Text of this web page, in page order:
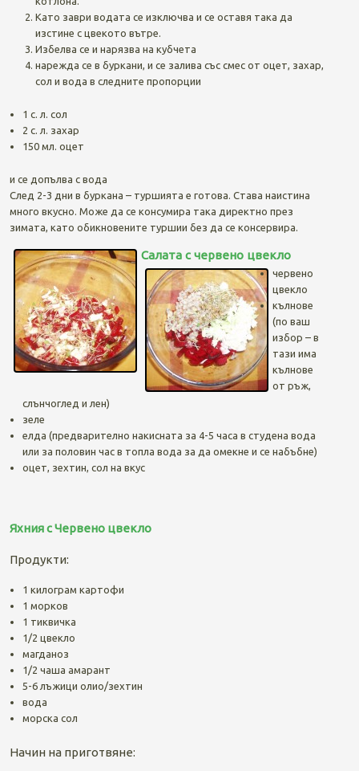
Като заври водата се изключва и се оставя така да
изстине с цвекото вътре.
Избелва се и нарязва на кубчета
нарежда се в буркани, и се залива със смес от оцет, захар,
сол и вода в следните пропорции
1 с. л. сол
2 с. л. захар
150 мл. оцет
и се допълва с вода
След 2-3 дни в буркана – туршията е готова. Става наистина
много вкусно. Може да се консумира така директно през
зимата, като обикновените туршии без да се консервира.
Салата с червено цвекло
червено
цвекло
кълнове
(по ваш
избор – в
тази има
кълнове
от ръж,
слънчоглед и лен)
зеле
елда (предварително накисната за 4-5 часа в студена вода
или за половин час в топла вода за да омекне и се набъбне)
оцет, зехтин, сол на вкус
Яхния с Червено цвекло
Продукти:
1 килограм картофи
1 морков
1 тиквичка
1/2 цвекло
магданоз
1/2 чаша амарант
5-6 лъжици олио/зехтин
вода
морска сол
Начин на приготвяне: